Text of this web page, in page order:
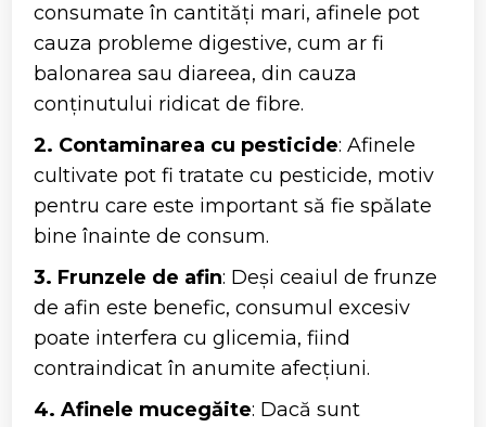
consumate în cantități mari, afinele pot
cauza probleme digestive, cum ar fi
balonarea sau diareea, din cauza
conținutului ridicat de fibre.
2. Contaminarea cu pesticide: Afinele
cultivate pot fi tratate cu pesticide, motiv
pentru care este important să fie spălate
bine înainte de consum.
3. Frunzele de afin: Deși ceaiul de frunze
de afin este benefic, consumul excesiv
poate interfera cu glicemia, fiind
contraindicat în anumite afecțiuni.
4. Afinele mucegăite: Dacă sunt